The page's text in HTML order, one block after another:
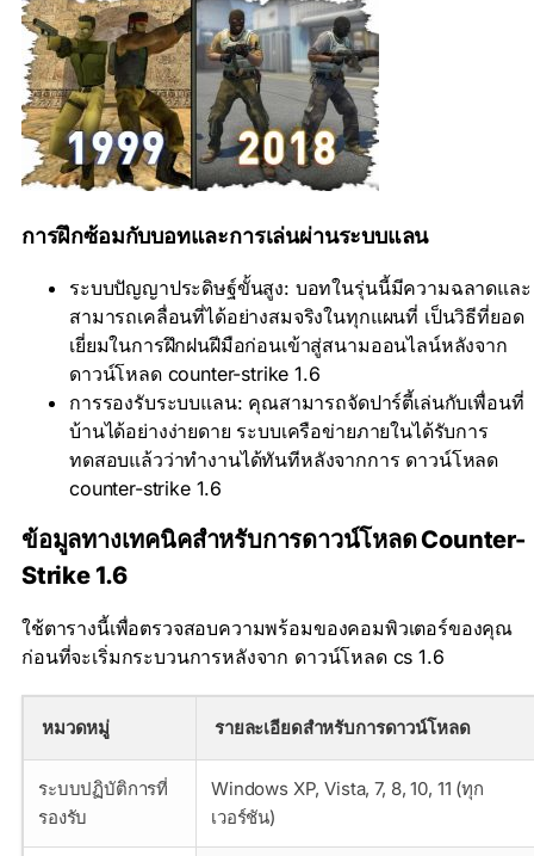
การฝึกซ้อมกับบอทและการเล่นผ่านระบบแลน
ระบบปัญญาประดิษฐ์ขั้นสูง: บอทในรุ่นนี้มีความฉลาดและ
สามารถเคลื่อนที่ได้อย่างสมจริงในทุกแผนที่ เป็นวิธีที่ยอด
เยี่ยมในการฝึกฝนฝีมือก่อนเข้าสู่สนามออนไลน์หลังจาก
ดาวน์โหลด counter-strike 1.6
การรองรับระบบแลน: คุณสามารถจัดปาร์ตี้เล่นกับเพื่อนที่
บ้านได้อย่างง่ายดาย ระบบเครือข่ายภายในได้รับการ
ทดสอบแล้วว่าทำงานได้ทันทีหลังจากการ ดาวน์โหลด
counter-strike 1.6
ข้อมูลทางเทคนิคสำหรับการดาวน์โหลด Counter-
Strike 1.6
ใช้ตารางนี้เพื่อตรวจสอบความพร้อมของคอมพิวเตอร์ของคุณ
ก่อนที่จะเริ่มกระบวนการหลังจาก ดาวน์โหลด cs 1.6
หมวดหมู่ รายละเอียดสำหรับการดาวน์โหลด
ระบบปฏิบัติการที่
รองรับ
Windows XP, Vista, 7, 8, 10, 11 (ทุก
เวอร์ชัน)